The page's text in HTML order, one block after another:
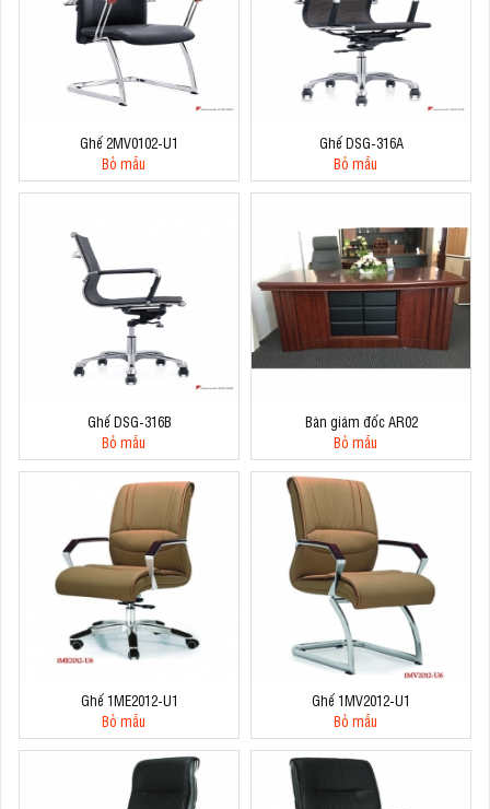
Ghế 2MV0102-U1
Bỏ mẫu
Ghế DSG-316A
Bỏ mẫu
Ghế DSG-316B
Bỏ mẫu
Bàn giám đốc AR02
Bỏ mẫu
Ghế 1ME2012-U1
Bỏ mẫu
Ghế 1MV2012-U1
Bỏ mẫu